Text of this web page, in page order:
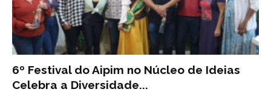
6º Festival do Aipim no Núcleo de Ideias
Celebra a Diversidade...